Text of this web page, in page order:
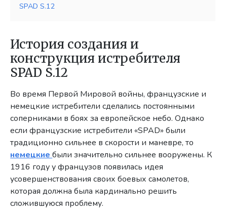
SPAD S.12
История создания и
конструкция истребителя
SPAD S.12
Во время Первой Мировой войны, французские и
немецкие истребители сделались постоянными
соперниками в боях за европейское небо. Однако
если французские истребители «SPAD» были
традиционно сильнее в скорости и маневре, то
немецкиебыли значительно сильнее вооружены. К
1916 году у французов появилась идея
усовершенствования своих боевых самолетов,
которая должна была кардинально решить
сложившуюся проблему.